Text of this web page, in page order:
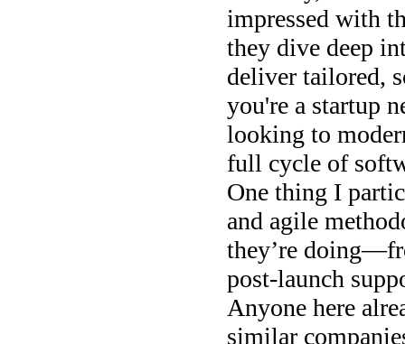
impressed with
they dive deep
deliver tailored,
you're a startup
looking to
full cycle of
One thing I
and agile
they’re
post-launch
Anyone here
similar